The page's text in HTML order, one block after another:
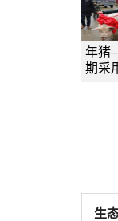
年猪
期采
生